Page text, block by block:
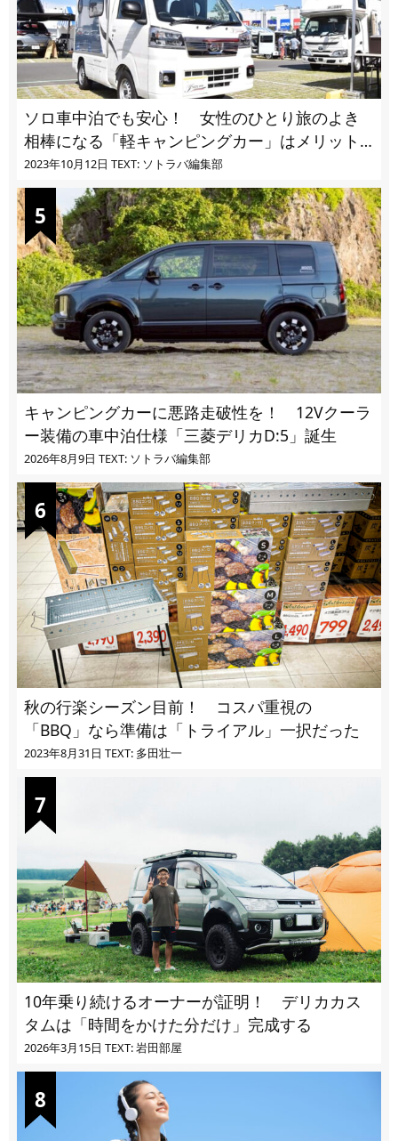
ソロ車中泊でも安心！ 女性のひとり旅のよき
相棒になる「軽キャンピングカー」はメリット
ばかり
2023年10月12日 TEXT: ソトラバ編集部
キャンピングカーに悪路走破性を！ 12Vクーラ
ー装備の車中泊仕様「三菱デリカD:5」誕生
2026年8月9日 TEXT: ソトラバ編集部
秋の行楽シーズン目前！ コスパ重視の
「BBQ」なら準備は「トライアル」一択だった
2023年8月31日 TEXT: 多田壮一
10年乗り続けるオーナーが証明！ デリカカス
タムは「時間をかけた分だけ」完成する
2026年3月15日 TEXT: 岩田部屋